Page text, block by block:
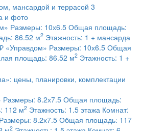
Размеры: 10х6.5 Общая площадь:
86.52 м2 Этажность: 1 + мансарда
«Управдом» Размеры: 10х6.5 Общая
площадь: 86.52 м2 Этажность: 1 +
Размеры: 8.2х7.5 Общая площадь:
112 м2 Этажность: 1.5 этажа Комнат:
Размеры: 8.2х7.5 Общая площадь: 117
2